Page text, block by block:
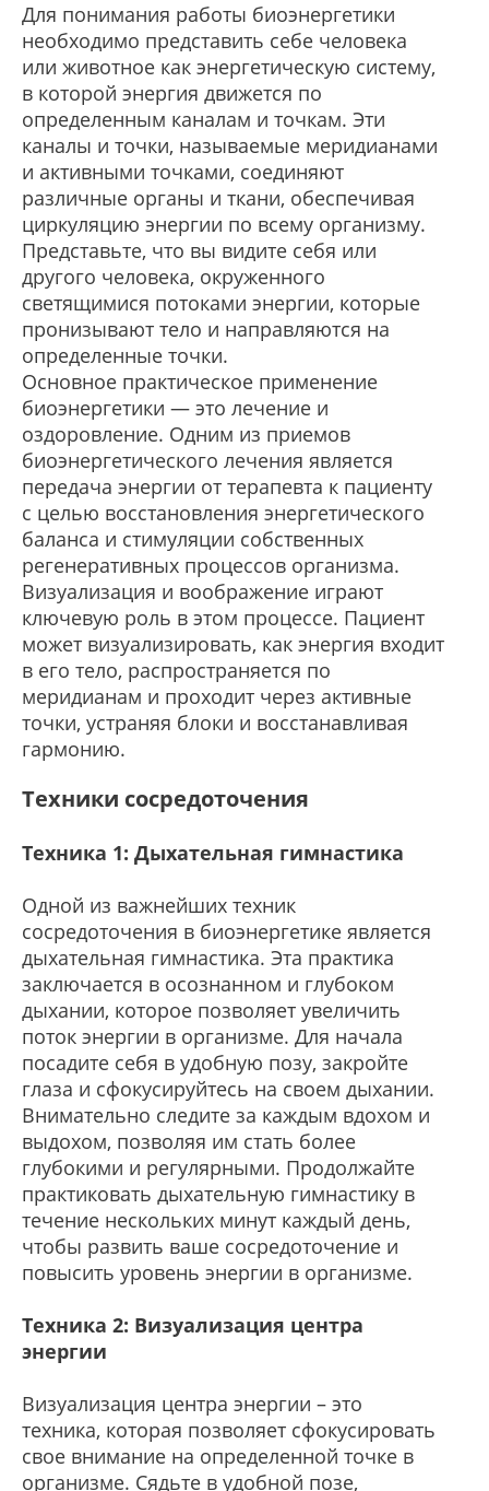
Для понимания работы биоэнергетики
необходимо представить себе человека
или животное как энергетическую систему,
в которой энергия движется по
определенным каналам и точкам. Эти
каналы и точки, называемые меридианами
и активными точками, соединяют
различные органы и ткани, обеспечивая
циркуляцию энергии по всему организму.
Представьте, что вы видите себя или
другого человека, окруженного
светящимися потоками энергии, которые
пронизывают тело и направляются на
определенные точки.
Основное практическое применение
биоэнергетики — это лечение и
оздоровление. Одним из приемов
биоэнергетического лечения является
передача энергии от терапевта к пациенту
с целью восстановления энергетического
баланса и стимуляции собственных
регенеративных процессов организма.
Визуализация и воображение играют
ключевую роль в этом процессе. Пациент
может визуализировать, как энергия входит
в его тело, распространяется по
меридианам и проходит через активные
точки, устраняя блоки и восстанавливая
гармонию.
Техники сосредоточения
Техника 1: Дыхательная гимнастика
Одной из важнейших техник
сосредоточения в биоэнергетике является
дыхательная гимнастика. Эта практика
заключается в осознанном и глубоком
дыхании, которое позволяет увеличить
поток энергии в организме. Для начала
посадите себя в удобную позу, закройте
глаза и сфокусируйтесь на своем дыхании.
Внимательно следите за каждым вдохом и
выдохом, позволяя им стать более
глубокими и регулярными. Продолжайте
практиковать дыхательную гимнастику в
течение нескольких минут каждый день,
чтобы развить ваше сосредоточение и
повысить уровень энергии в организме.
Техника 2: Визуализация центра
энергии
Визуализация центра энергии – это
техника, которая позволяет сфокусировать
свое внимание на определенной точке в
организме. Сядьте в удобной позе,